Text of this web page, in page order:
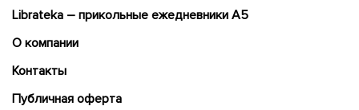
Librateka – прикольные ежедневники А5
О компании
Контакты
Публичная оферта